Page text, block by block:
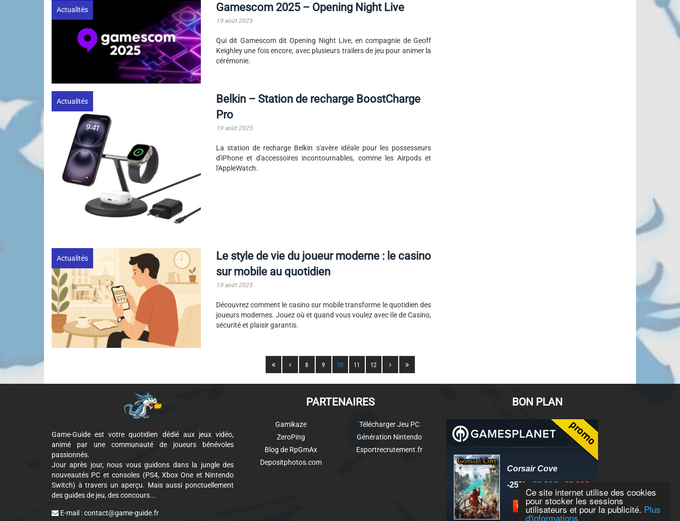
Ce site internet utilise des cookies
pour stocker les sessions
utilisateurs et pour la publicité. Plus
d'informations
Actualités Gamescom 2025 – Opening Night Live
19 août 2025
Qui dit Gamescom dit Opening Night Live, en compagnie de Geoff
Keighley une fois encore, avec plusieurs trailers de jeu pour animer la
cérémonie.
Actualités
Belkin – Station de recharge BoostCharge
Pro
19 août 2025
La station de recharge Belkin s'avère idéale pour les possesseurs
d'iPhone et d'accessoires incontournables, comme les Airpods et
l'AppleWatch.
Actualités
Le style de vie du joueur moderne : le casino
sur mobile au quotidien
19 août 2025
Découvrez comment le casino sur mobile transforme le quotidien des
joueurs modernes. Jouez où et quand vous voulez avec Ile de Casino,
sécurité et plaisir garantis.
8 9 10 11 12
Game-Guide est votre quotidien dédié aux jeux vidéo,
animé par une communauté de joueurs bénévoles
passionnés.
Jour après jour, nous vous guidons dans la jungle des
nouveautés PC et consoles (PS4, Xbox One et Nintendo
Switch) à travers un aperçu. Mais aussi ponctuellement
des guides de jeu, des concours...
E-mail :contact@game-guide.fr
PARTENAIRES
Gamikaze
ZeroPing
Blog de RpGmAx
Depositphotos.com
Télécharger Jeu PC
Génération Nintendo
Esportrecrutement.fr
BON PLAN